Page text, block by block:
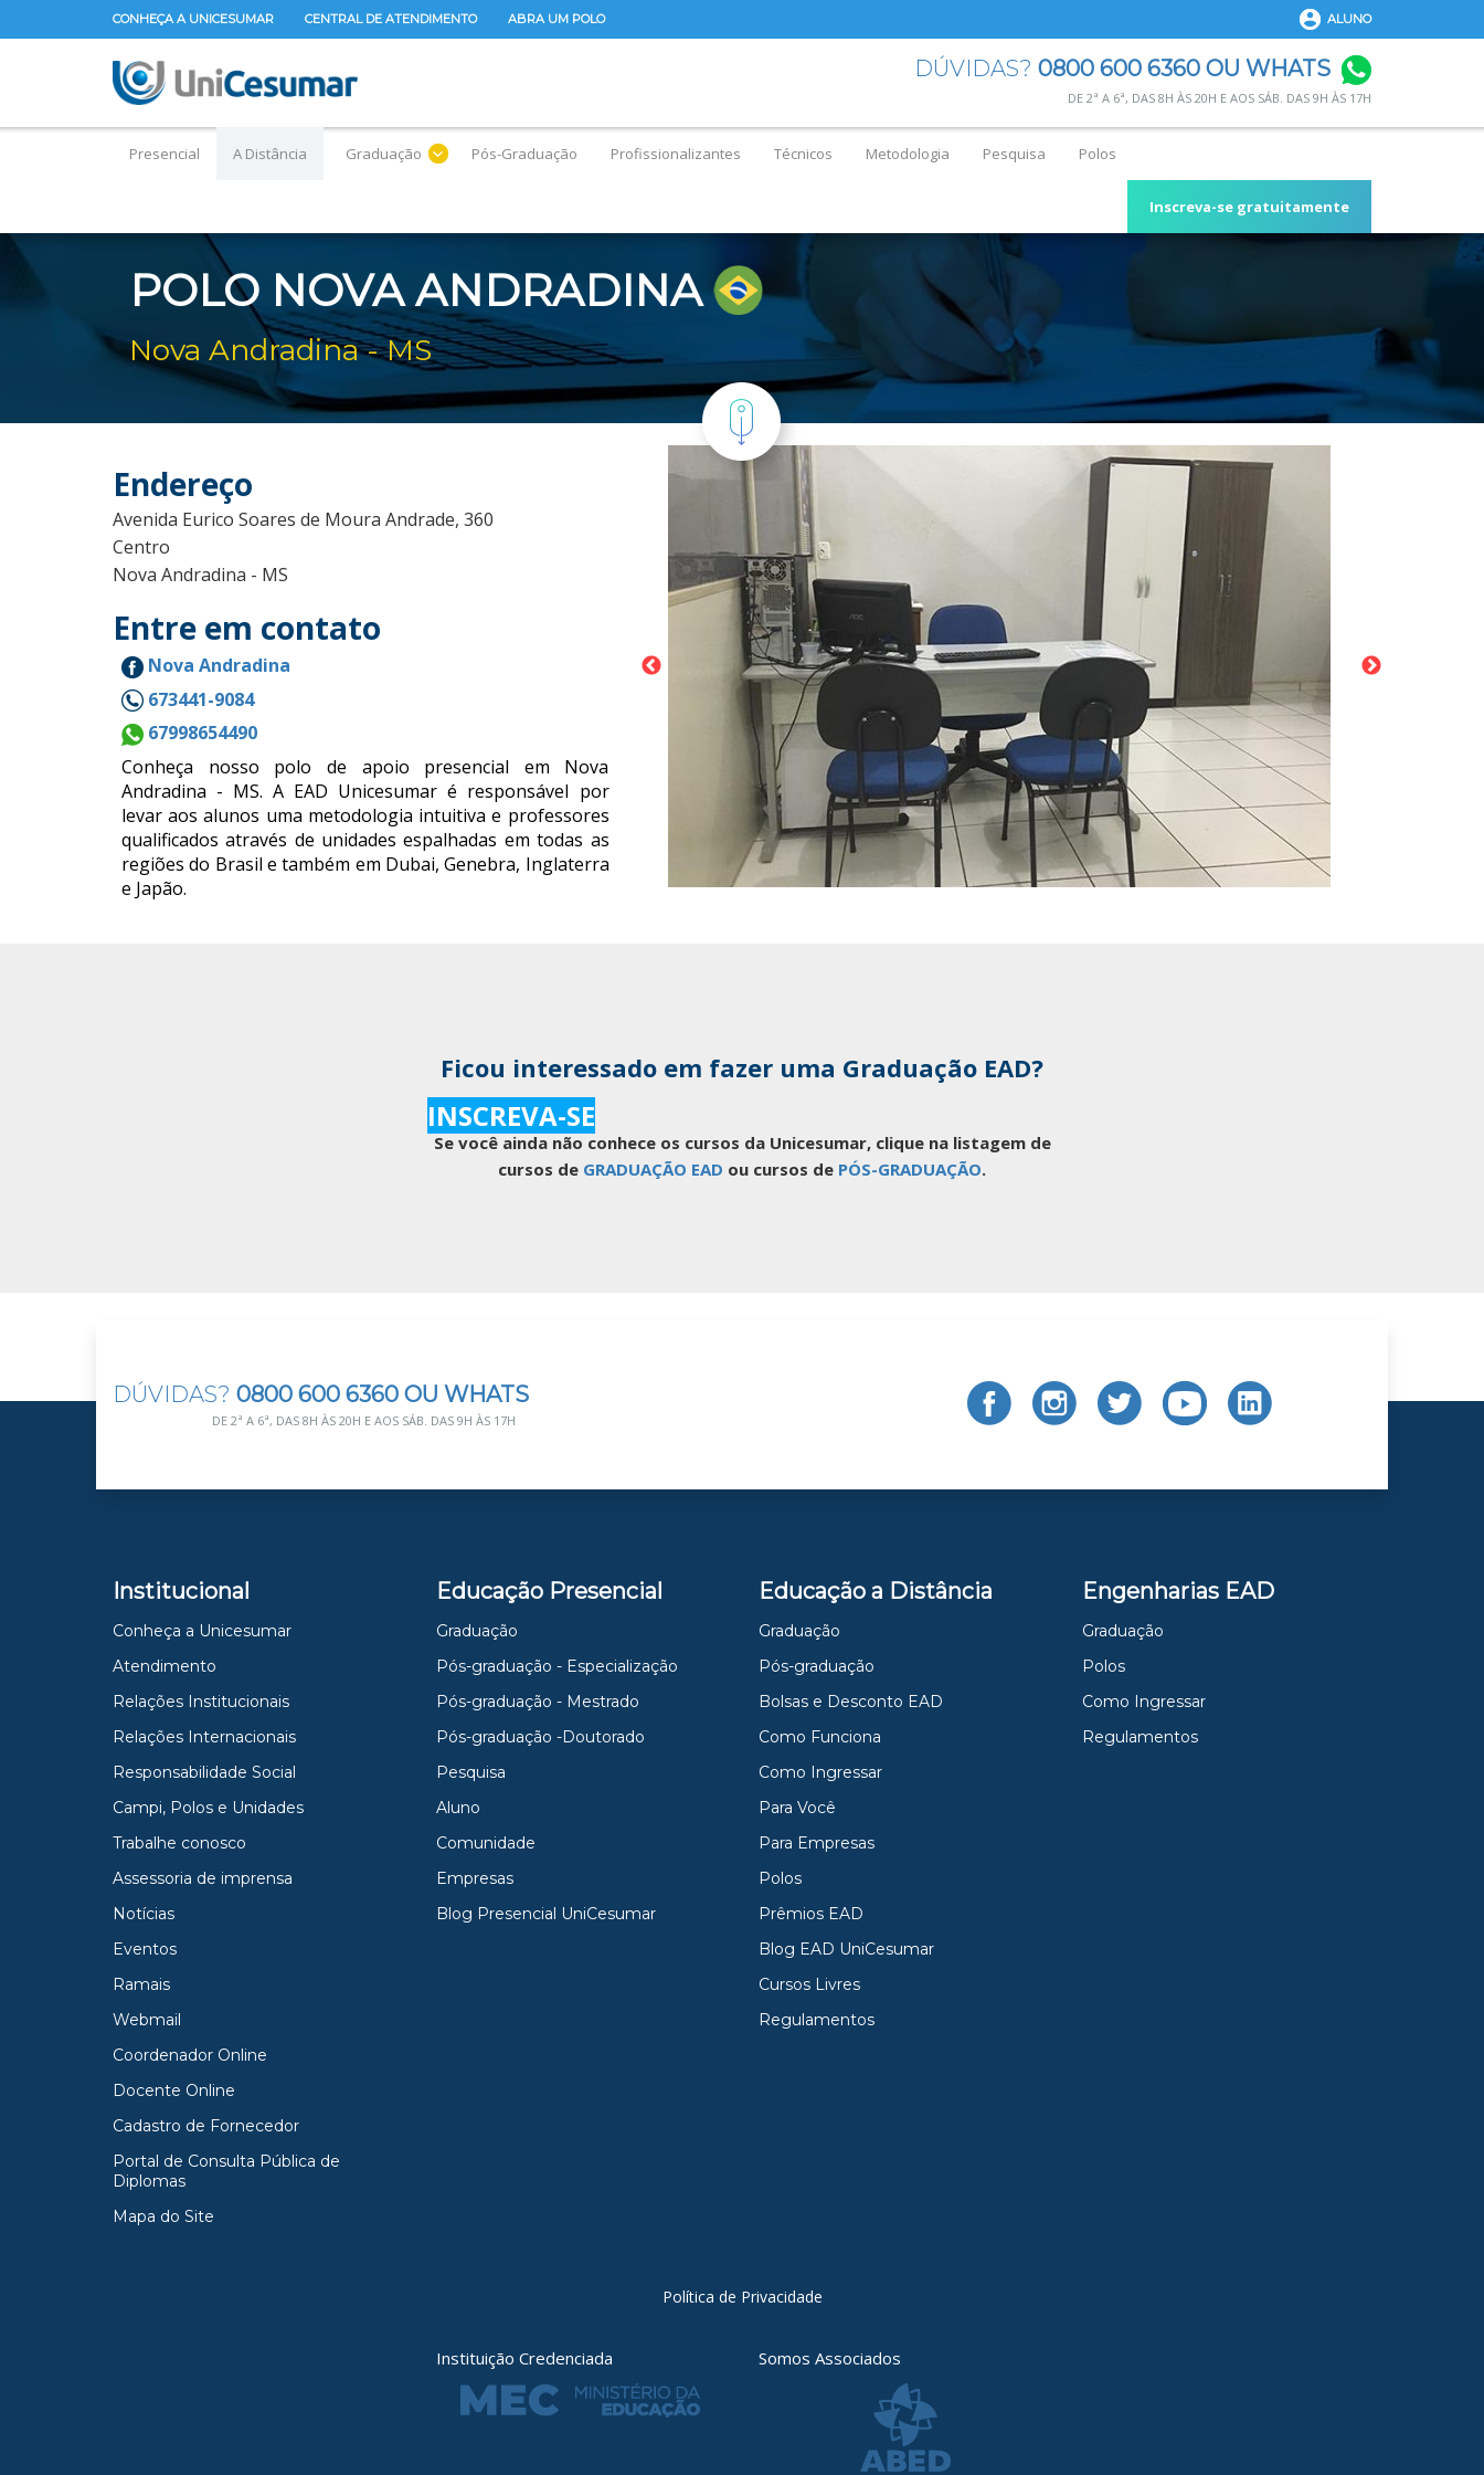
CONHEÇA A UNICESUMAR CENTRAL DE ATENDIMENTO ABRA UM POLO ALUNO
DÚVIDAS? 0800 600 6360 OU WHATS
DE 2ª A 6ª, DAS 8H ÀS 20H E AOS SÁB. DAS 9H ÀS 17H
Presencial A Distância Graduação Pós-Graduação Profissionalizantes Técnicos Metodologia Pesquisa Polos
Inscreva-se gratuitamente
POLO NOVA ANDRADINA
Nova Andradina - MS
Endereço
Avenida Eurico Soares de Moura Andrade, 360
Centro
Nova Andradina - MS
Entre em contato
Nova Andradina
673441-9084
67998654490
Conheça nosso polo de apoio presencial em Nova
Andradina - MS. A EAD Unicesumar é responsável por
levar aos alunos uma metodologia intuitiva e professores
qualificados através de unidades espalhadas em todas as
regiões do Brasil e também em Dubai, Genebra, Inglaterra
e Japão.
Ficou interessado em fazer uma Graduação EAD?
INSCREVA-SE
Se você ainda não conhece os cursos da Unicesumar, clique na listagem de
cursos de GRADUAÇÃO EAD ou cursos de PÓS-GRADUAÇÃO.
DÚVIDAS? 0800 600 6360 OU WHATS
DE 2ª A 6ª, DAS 8H ÀS 20H E AOS SÁB. DAS 9H ÀS 17H
Institucional
Conheça a Unicesumar
Atendimento
Relações Institucionais
Relações Internacionais
Responsabilidade Social
Campi, Polos e Unidades
Trabalhe conosco
Assessoria de imprensa
Notícias
Eventos
Ramais
Webmail
Coordenador Online
Docente Online
Cadastro de Fornecedor
Portal de Consulta Pública de
Diplomas
Mapa do Site
Educação Presencial
Graduação
Pós-graduação - Especialização
Pós-graduação - Mestrado
Pós-graduação -Doutorado
Pesquisa
Aluno
Comunidade
Empresas
Blog Presencial UniCesumar
Educação a Distância
Graduação
Pós-graduação
Bolsas e Desconto EAD
Como Funciona
Como Ingressar
Para Você
Para Empresas
Polos
Prêmios EAD
Blog EAD UniCesumar
Cursos Livres
Regulamentos
Engenharias EAD
Graduação
Polos
Como Ingressar
Regulamentos
Política de Privacidade
Instituição Credenciada Somos Associados